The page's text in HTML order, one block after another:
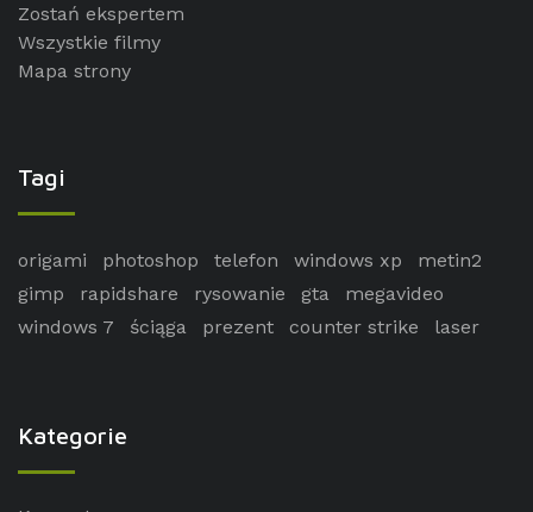
Zostań ekspertem
Wszystkie filmy
Mapa strony
Tagi
origami photoshop telefon windows xp
metin2
gimp
rapidshare rysowanie gta
megavideo
windows 7
ściąga prezent counter strike laser
Kategorie